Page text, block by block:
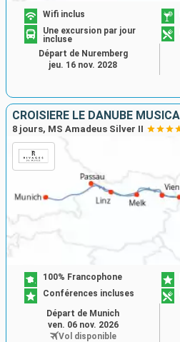
Wifi inclus
Une excursion par jour
incluse
Départ de Nuremberg
jeu. 16 nov. 2028
8 jours, MS Amadeus Silver II
100% Francophone
Conférences incluses
Départ de Munich
ven. 06 nov. 2026
Vol disponible